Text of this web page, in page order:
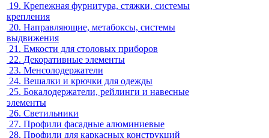
19. Крепежная фурнитура, стяжки, системы
крепления
20. Направляющие, метабоксы, системы
выдвижения
21. Емкости для столовых приборов
22. Декоративные элементы
23. Менсолодержатели
24. Вешалки и крючки для одежды
25. Бокалодержатели, рейлинги и навесные
элементы
26. Светильники
27. Профили фасадные алюминиевые
28. Профили для каркасных конструкций